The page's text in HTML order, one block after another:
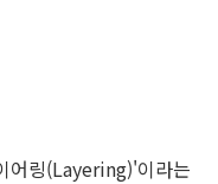
어링(Layering)'이라는